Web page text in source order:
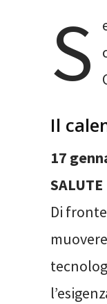
S
Il
17
SALUTE
Di